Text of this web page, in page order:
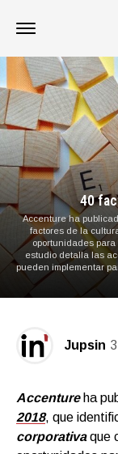
40
Accenture ha
factores de la
oportunidades para
estudio detalla las
pueden implementar
Jupsin
Accentureha
2018, que
corporativaque